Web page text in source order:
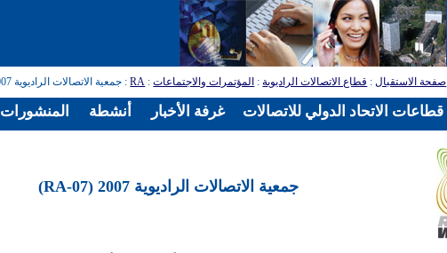
صفحة الاستقبال: قطاع الاتصالات الراديوية: المؤتمرات والاجتماعات:
RA: جمعية الاتصالات الراديوية 2007 (RA-07)
جمعية الاتصالات الراديوية 2007 (RA-07)
المنشورات أنشطة غرفة الأخبار قطاعات الاتحاد الدولي للاتصالات